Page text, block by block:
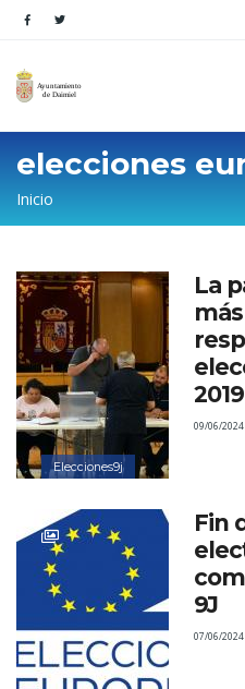
elecciones
Sobrescribir
enlaces
de
ayuda
a
la
navegación
Inicio
Elecciones9j
La
2019
09/06/2024
Fin
9J
07/06/2024